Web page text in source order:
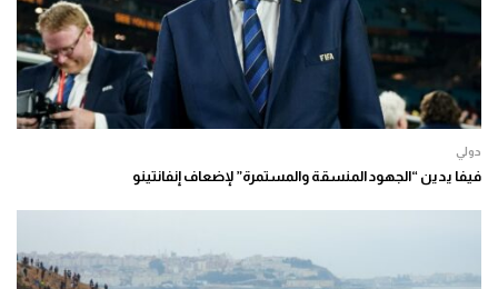
دولي
فيفا يدين “الجهود المنسقة والمستمرة” لإضعاف إنفانتينو